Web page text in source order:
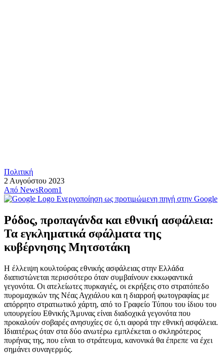
Πολιτική
2 Αυγούστου 2023
Από NewsRoom1
Ενεργοποίηση ως προτιμώμενη πηγή στην Google
Ρόδος, προπαγάνδα και εθνική ασφάλεια:
Τα εγκληματικά σφάλματα της
κυβέρνησης Μητσοτάκη
Η έλλειψη κουλτούρας εθνικής ασφάλειας στην Ελλάδα
διαπιστώνεται περισσότερο όταν συμβαίνουν εκκωφαντικά
γεγονότα. Οι ατελείωτες πυρκαγιές, οι εκρήξεις στο στρατόπεδο
πυρομαχικών της Νέας Αγχιάλου και η διαρροή φωτογραφίας με
απόρρητο στρατιωτικό χάρτη, από το Γραφείο Τύπου του ίδιου του
υπουργείου Εθνικής Άμυνας είναι διαδοχικά γεγονότα που
προκαλούν σοβαρές ανησυχίες σε ό,τι αφορά την εθνική ασφάλεια.
Ιδιαιτέρως όταν στα δύο ανωτέρω εμπλέκεται ο σκληρότερος
πυρήνας της, που είναι το στράτευμα, κανονικά θα έπρεπε να έχει
σημάνει συναγερμός.